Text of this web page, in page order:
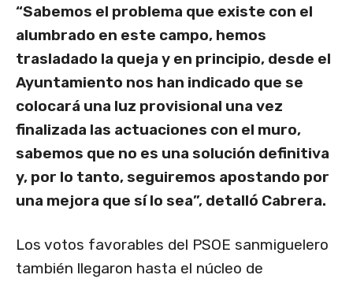
“Sabemos el problema que existe con el
alumbrado en este campo, hemos
trasladado la queja y en principio, desde el
Ayuntamiento nos han indicado que se
colocará una luz provisional una vez
finalizada las actuaciones con el muro,
sabemos que no es una solución definitiva
y, por lo tanto, seguiremos apostando por
una mejora que sí lo sea”, detalló Cabrera.
Los votos favorables del PSOE sanmiguelero
también llegaron hasta el núcleo de